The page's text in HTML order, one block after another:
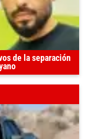
de la separación